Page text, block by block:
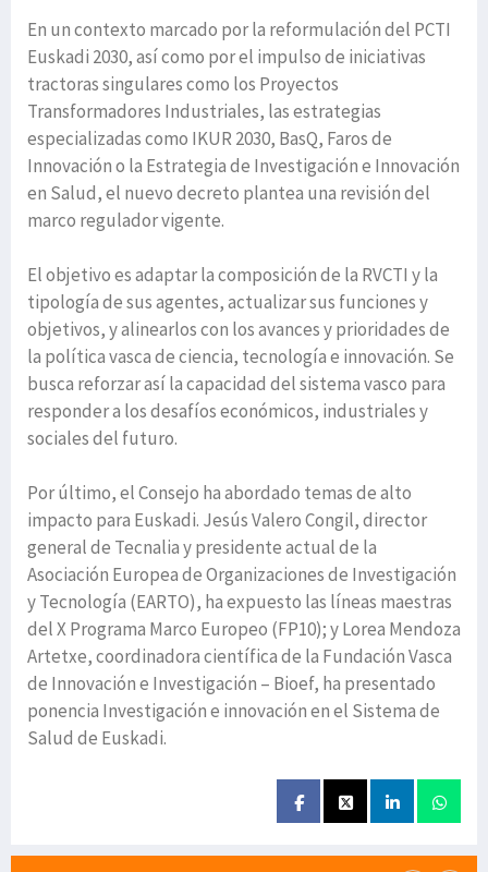
En un contexto marcado por la reformulación del PCTI
Euskadi 2030, así como por el impulso de iniciativas
tractoras singulares como los Proyectos
Transformadores Industriales, las estrategias
especializadas como IKUR 2030, BasQ, Faros de
Innovación o la Estrategia de Investigación e Innovación
en Salud, el nuevo decreto plantea una revisión del
marco regulador vigente.
El objetivo es adaptar la composición de la RVCTI y la
tipología de sus agentes, actualizar sus funciones y
objetivos, y alinearlos con los avances y prioridades de
la política vasca de ciencia, tecnología e innovación. Se
busca reforzar así la capacidad del sistema vasco para
responder a los desafíos económicos, industriales y
sociales del futuro.
Por último, el Consejo ha abordado temas de alto
impacto para Euskadi. Jesús Valero Congil, director
general de Tecnalia y presidente actual de la
Asociación Europea de Organizaciones de Investigación
y Tecnología (EARTO), ha expuesto las líneas maestras
del X Programa Marco Europeo (FP10); y Lorea Mendoza
Artetxe, coordinadora científica de la Fundación Vasca
de Innovación e Investigación – Bioef, ha presentado
ponencia Investigación e innovación en el Sistema de
Salud de Euskadi.